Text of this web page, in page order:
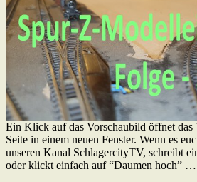
Ein Klick auf das Vorschaubild öffnet das
Seite in einem neuen Fenster. Wenn es
unseren Kanal SchlagercityTV, schreibt
oder klickt einfach auf “Daumen hoch” …